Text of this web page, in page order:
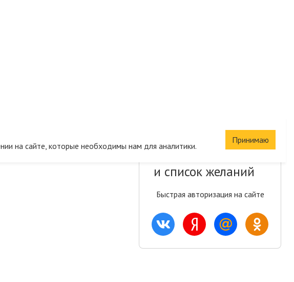
Сохраните корзину
и список желаний
Быстрая авторизация на сайте
на сайте, которые необходимы нам для аналитики.
Принимаю